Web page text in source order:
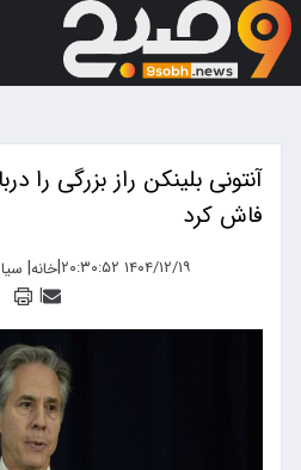
آنتونی بلینکن راز بزرگی را
فاش کرد
۱۴۰۴/۱۲/۱۹ ۲۰:۳۰:۵۲ |خانه|
|